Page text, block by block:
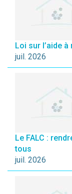
Loi sur l’aide
juil. 2026
Le FALC :
tous
juil. 2026